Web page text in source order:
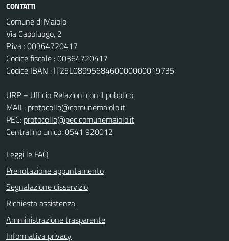
CONTATTI
Comune di Maiolo
Via Capoluogo, 2
P.iva : 00364720417
Codice fiscale : 00364720417
Codice IBAN : IT25L0899568460000000019735
URP – Ufficio Relazioni con il pubblico
MAIL: protocollo@comunemaiolo.it
PEC: protocollo@pec.comunemaiolo.it
Centralino unico: 0541 920012
Leggi le FAQ
Prenotazione appuntamento
Segnalazione disservizio
Richiesta assistenza
Amministrazione trasparente
Informativa privacy